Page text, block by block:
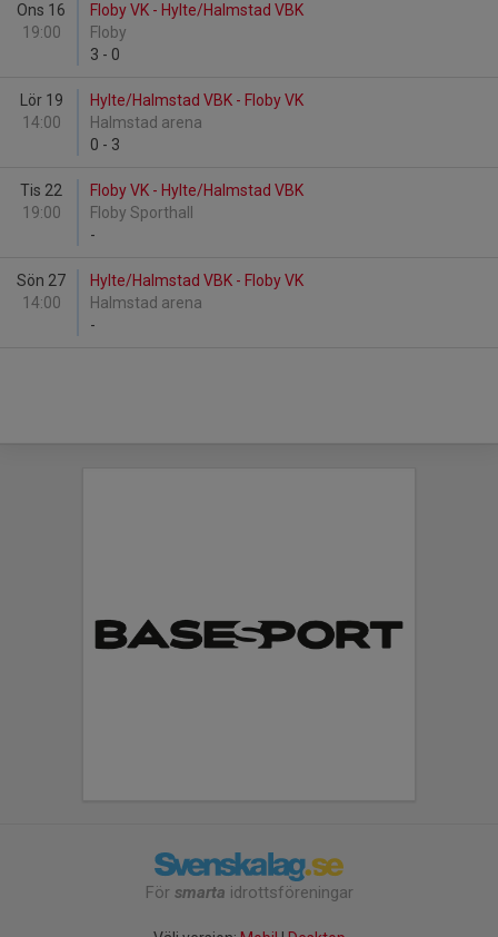
Ons 16
19:00
Floby VK - Hylte/Halmstad VBK
Floby
3 - 0
Lör 19
14:00
Hylte/Halmstad VBK - Floby VK
Halmstad arena
0 - 3
Tis 22
19:00
Floby VK - Hylte/Halmstad VBK
Floby Sporthall
-
Sön 27
14:00
Hylte/Halmstad VBK - Floby VK
Halmstad arena
-
För smarta idrottsföreningar